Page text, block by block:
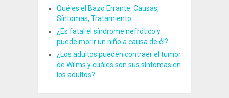
Qué es el Bazo Errante: Causas,
Síntomas, Tratamiento
¿Es fatal el síndrome nefrótico y
puede morir un niño a causa de él?
¿Los adultos pueden contraer el tumor
de Wilms y cuáles son sus síntomas en
los adultos?